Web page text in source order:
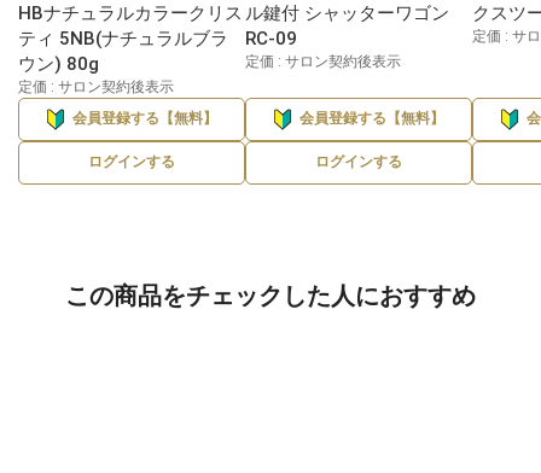
HBナチュラルカラークリス
ティ 5NB(ナチュラルブラ
ウン) 80g
定価 : サロン契約後表示
会員登録する【無料】
ログインする
ル鍵付 シャッターワゴン
RC-09
定価 : サロン契約後表示
会員登録する【無料】
ログインする
クスツ
定価 : サ
この商品をチェックした人におすすめ